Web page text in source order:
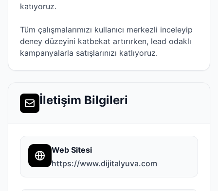
katıyoruz.
Tüm çalışmalarımızı kullanıcı merkezli inceleyip
deney düzeyini katbekat artırırken, lead odaklı
kampanyalarla satışlarınızı katlıyoruz.
İletişim Bilgileri
Web Sitesi
https://www.dijitalyuva.com